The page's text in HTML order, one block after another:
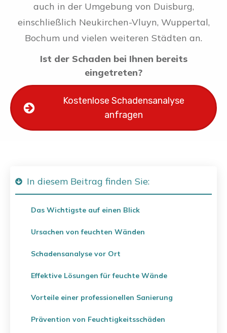
auch in der Umgebung von Duisburg,
einschließlich Neukirchen-Vluyn, Wuppertal,
Bochum und vielen weiteren Städten an.
Ist der Schaden bei Ihnen bereits
eingetreten?
Kostenlose Schadensanalyse
anfragen
In diesem Beitrag finden Sie:
Das Wichtigste auf einen Blick
Ursachen von feuchten Wänden
Schadensanalyse vor Ort
Effektive Lösungen für feuchte Wände
Vorteile einer professionellen Sanierung
Prävention von Feuchtigkeitsschäden